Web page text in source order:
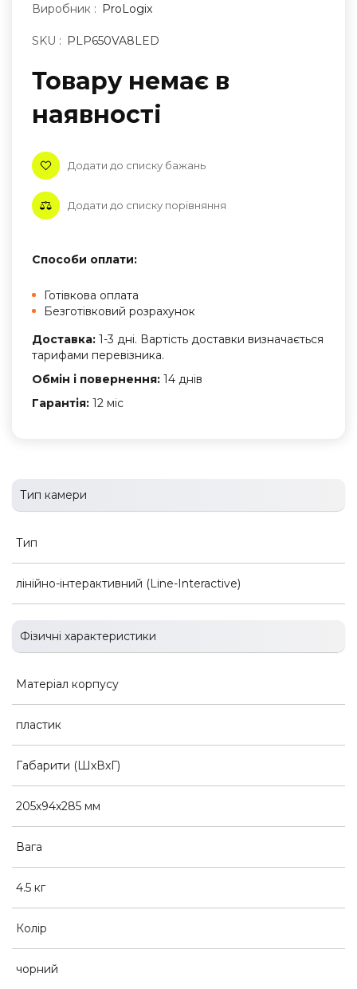
Виробник : ProLogix
SKU : PLP650VA8LED
Товару немає в
наявностi
Додати до списку бажань
Додати до списку порівняння
Способи оплати:
Готівкова оплата
Безготівковий розрахунок
Доставка: 1-3 дні. Вартість доставки визначається
тарифами перевізника.
Обмін і повернення: 14 днів
Гарантія: 12 міс
Тип камери
Тип
лінійно-інтерактивний (Line-Interactive)
Фізичні характеристики
Матеріал корпусу
пластик
Габарити (ШхВхГ)
205x94x285 мм
Вага
4.5 кг
Колір
чорний